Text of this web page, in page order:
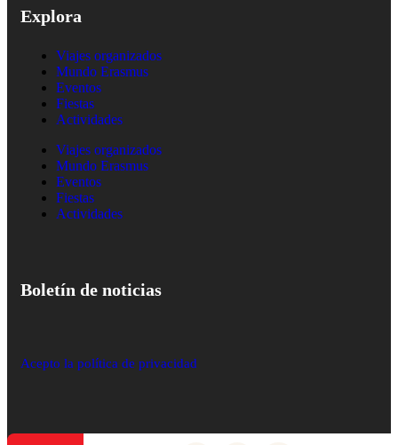
Explora
Viajes organizados
Mundo Erasmus
Eventos
Fiestas
Actividades
Viajes organizados
Mundo Erasmus
Eventos
Fiestas
Actividades
Boletín de noticias
Acepto la política de privacidad